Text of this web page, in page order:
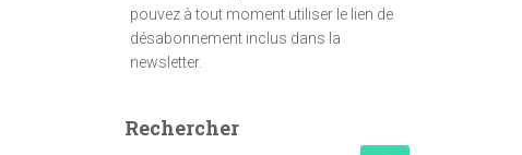
pouvez à tout moment utiliser le lien de
désabonnement inclus dans la
newsletter.
Rechercher